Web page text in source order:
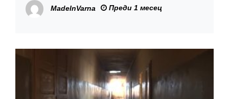
MadeInVarna Преди 1 месец